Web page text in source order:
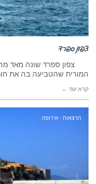
צפון ספרד
צפון ספרד שונה מאד
המורית שהטביעה בה את
קרא עוד ←
הרצאות - אירופה